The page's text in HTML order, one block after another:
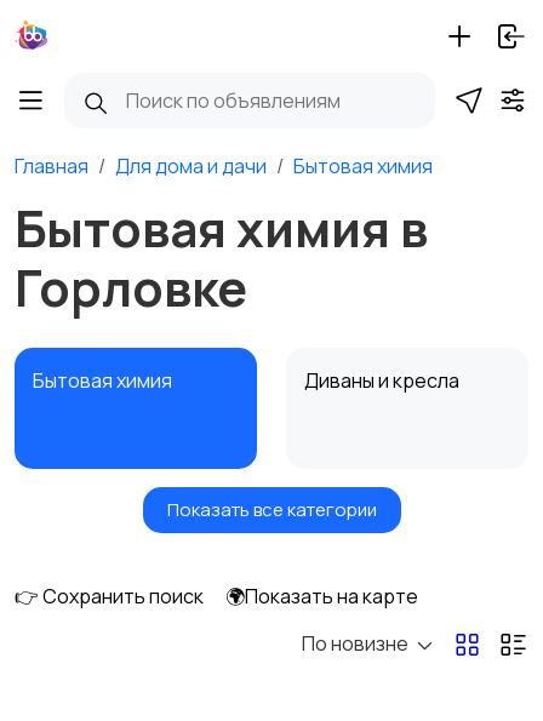
Главная Для дома и дачи Бытовая химия
Бытовая химия в
Горловке
Бытовая химия Диваны и кресла
Кровати и матрасы Кухонные гарнитуры
Оформление
Показать все категории
👉 Сохранить поиск
🌍Показать на карте
По новизне